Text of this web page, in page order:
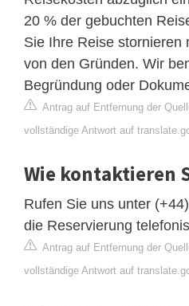
20 % der gebuchten
Sie Ihre Reise stornieren
von den Gründen. Wir
Begründung oder
Antrag auf Entfernung der
vollständige Antwort auf
Wie kontaktieren
Rufen Sie uns unter
die Reservierung
Antrag auf Entfernung der
vollständige Antwort auf